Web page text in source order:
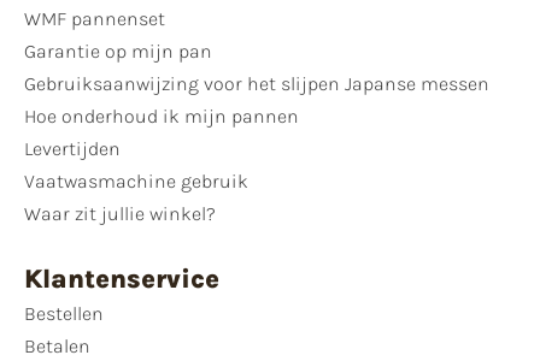
WMF pannenset
Garantie op mijn pan
Gebruiksaanwijzing voor het slijpen Japanse messen
Hoe onderhoud ik mijn pannen
Levertijden
Vaatwasmachine gebruik
Waar zit jullie winkel?
Klantenservice
Bestellen
Betalen